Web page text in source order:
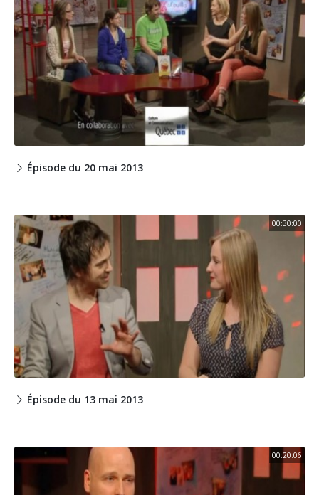
Épisode du 20 mai 2013
00:30:00
Épisode du 13 mai 2013
00:20:06